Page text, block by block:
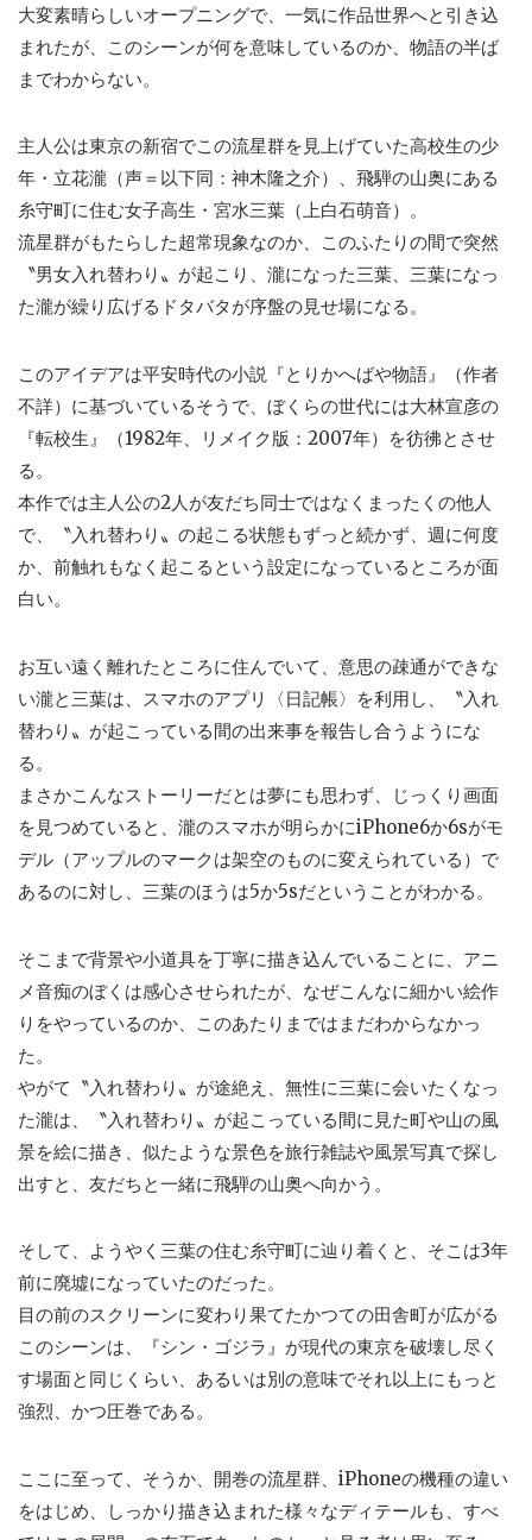
大変素晴らしいオープニングで、一気に作品世界へと引き込
まれたが、このシーンが何を意味しているのか、物語の半ば
までわからない。
主人公は東京の新宿でこの流星群を見上げていた高校生の少
年・立花瀧（声＝以下同：神木隆之介）、飛騨の山奥にある
糸守町に住む女子高生・宮水三葉（上白石萌音）。
流星群がもたらした超常現象なのか、このふたりの間で突然
〝男女入れ替わり〟が起こり、瀧になった三葉、三葉になっ
た瀧が繰り広げるドタバタが序盤の見せ場になる。
このアイデアは平安時代の小説『とりかへばや物語』（作者
不詳）に基づいているそうで、ぼくらの世代には大林宣彦の
『転校生』（1982年、リメイク版：2007年）を彷彿とさせ
る。
本作では主人公の2人が友だち同士ではなくまったくの他人
で、〝入れ替わり〟の起こる状態もずっと続かず、週に何度
か、前触れもなく起こるという設定になっているところが面
白い。
お互い遠く離れたところに住んでいて、意思の疎通ができな
い瀧と三葉は、スマホのアプリ〈日記帳〉を利用し、〝入れ
替わり〟が起こっている間の出来事を報告し合うようにな
る。
まさかこんなストーリーだとは夢にも思わず、じっくり画面
を見つめていると、瀧のスマホが明らかにiPhone6か6sがモ
デル（アップルのマークは架空のものに変えられている）で
あるのに対し、三葉のほうは5か5sだということがわかる。
そこまで背景や小道具を丁寧に描き込んでいることに、アニ
メ音痴のぼくは感心させられたが、なぜこんなに細かい絵作
りをやっているのか、このあたりまではまだわからなかっ
た。
やがて〝入れ替わり〟が途絶え、無性に三葉に会いたくなっ
た瀧は、〝入れ替わり〟が起こっている間に見た町や山の風
景を絵に描き、似たような景色を旅行雑誌や風景写真で探し
出すと、友だちと一緒に飛騨の山奥へ向かう。
そして、ようやく三葉の住む糸守町に辿り着くと、そこは3年
前に廃墟になっていたのだった。
目の前のスクリーンに変わり果てたかつての田舎町が広がる
このシーンは、『シン・ゴジラ』が現代の東京を破壊し尽く
す場面と同じくらい、あるいは別の意味でそれ以上にもっと
強烈、かつ圧巻である。
ここに至って、そうか、開巻の流星群、iPhoneの機種の違い
をはじめ、しっかり描き込まれた様々なディテールも、すべ